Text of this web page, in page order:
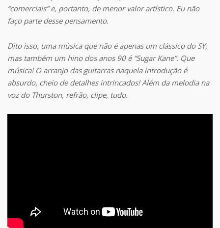
“comerciais” e, portanto, de menor valor artístico. Eu não
faço parte desse pensamento.
Dito isso, uma música que não é apenas um clássico do SY,
mas também um hino dos anos 90 é “Sugar Kane”. Que
música! O arranjo das guitarras naquela introdução é
absurdo, cheio de detalhes intrincados! Além da melodia na
voz do Thurston, refrão, clipe, tudo.